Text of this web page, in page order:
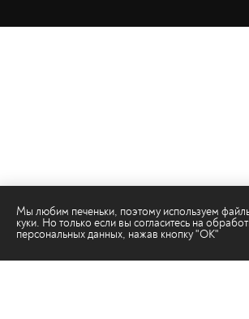
Мы любим печеньки, поэтому используем
куки. Но только если вы согласитесь на
персональных данных, нажав кнопку "ОК"
Телеканал 2х2